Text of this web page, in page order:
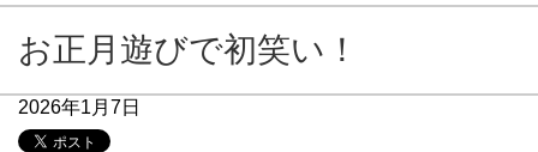
お正月遊びで初笑い！
2026年1月7日